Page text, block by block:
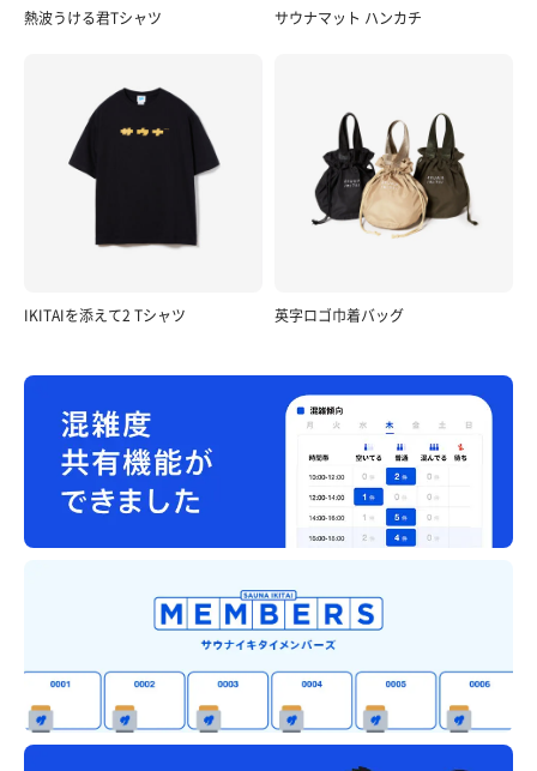
熱波うける君Tシャツ サウナマット ハンカチ
IKITAIを添えて2 Tシャツ 英字ロゴ巾着バッグ